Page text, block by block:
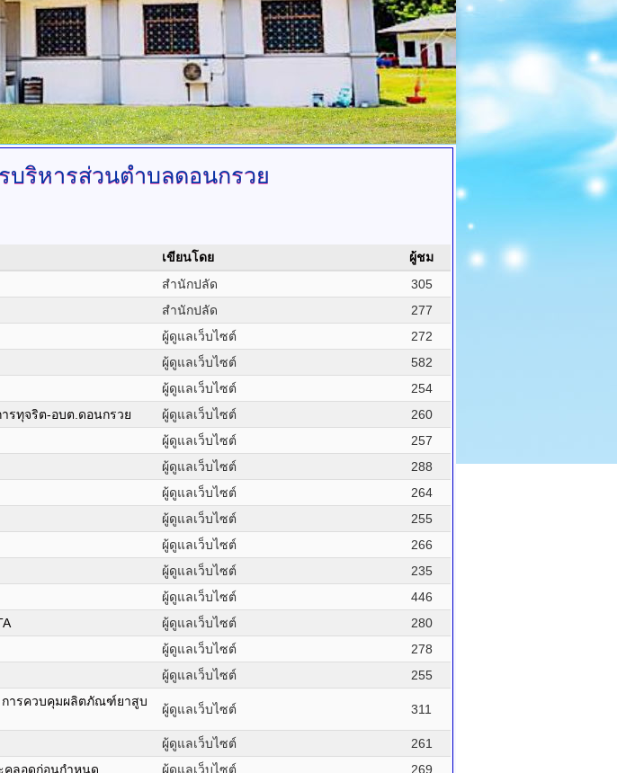
บริหารส่วนตำบลดอนกรวย
เขียนโดย
ผู้ชม
สำนักปลัด
305
สำนักปลัด
277
ผู้ดูแลเว็บไซต์
272
ผู้ดูแลเว็บไซต์
582
ผู้ดูแลเว็บไซต์
254
รทุจริต-อบต.ดอนกรวย ผู้ดูแลเว็บไซต์
260
ผู้ดูแลเว็บไซต์
257
ผู้ดูแลเว็บไซต์
288
ผู้ดูแลเว็บไซต์
264
ผู้ดูแลเว็บไซต์
255
ผู้ดูแลเว็บไซต์
266
ผู้ดูแลเว็บไซต์
235
ผู้ดูแลเว็บไซต์
446
ผู้ดูแลเว็บไซต์
280
ผู้ดูแลเว็บไซต์
278
ผู้ดูแลเว็บไซต์ 255
การควบคุมผลิตภัณฑ์ยาสูบ
ผู้ดูแลเว็บไซต์ 311
ผู้ดูแลเว็บไซต์
261
คลอดก่อนกำหนด ผู้ดูแลเว็บไซต์
269